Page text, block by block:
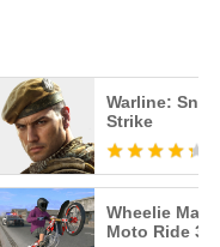
Warline:
Strike
Wheelie
Moto Ride 3D